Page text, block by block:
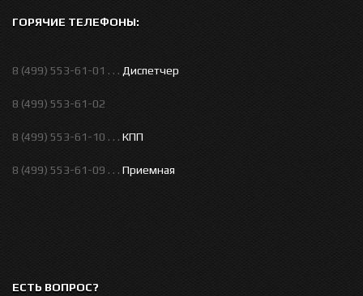
ГОРЯЧИЕ ТЕЛЕФОНЫ:
8 (499) 553-61-01 . . . Диспетчер
8 (499) 553-61-02
8 (499) 553-61-10 . . . КПП
8 (499) 553-61-09 . . . Приемная
ЕСТЬ ВОПРОС?